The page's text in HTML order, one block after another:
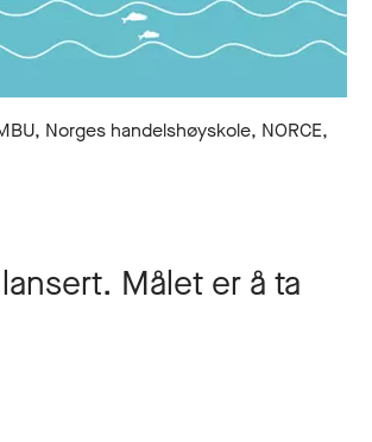
Norges handelshøyskole, NORCE,
Målet er å ta